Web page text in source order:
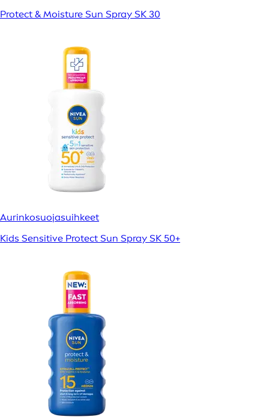
Protect & Moisture Sun Spray SK 30
Aurinkosuojasuihkeet
Kids Sensitive Protect Sun Spray SK 50+